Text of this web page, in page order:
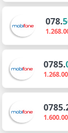
078.
0785.